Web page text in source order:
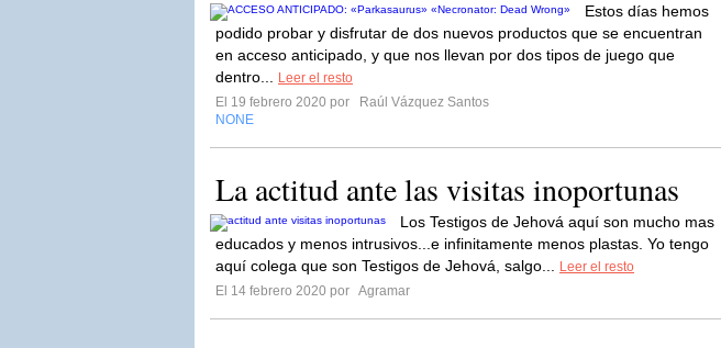
Estos días hemos
podido probar y disfrutar de dos nuevos productos que se encuentran
en acceso anticipado, y que nos llevan por dos tipos de juego que
dentro...
Leer el resto
El 19 febrero 2020 por
Raúl Vázquez Santos
NONE
La actitud ante las visitas inoportunas
Los Testigos de Jehová aquí son mucho mas
educados y menos intrusivos...e infinitamente menos plastas. Yo tengo
aquí colega que son Testigos de Jehová, salgo...
Leer el resto
El 14 febrero 2020 por Agramar